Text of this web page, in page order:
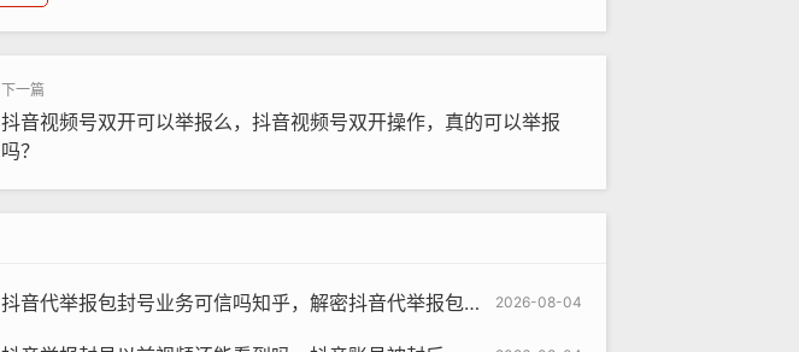
抖音视频号双开可以举报么，抖音视频号双开操作，真的可以举报
吗？
2026-08-04
抖音代举报包封号业务可信吗知乎，解密抖音代举报包封号业务，是灰色地带的捷径还是深不见底的陷阱？